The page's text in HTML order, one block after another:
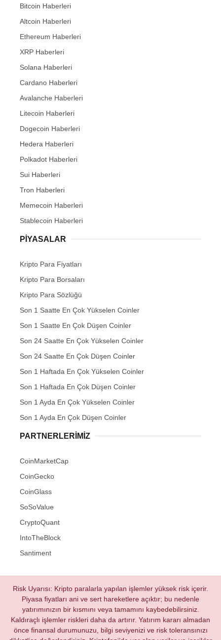
Bitcoin Haberleri
Altcoin Haberleri
Ethereum Haberleri
XRP Haberleri
Solana Haberleri
Cardano Haberleri
Avalanche Haberleri
Litecoin Haberleri
Dogecoin Haberleri
Hedera Haberleri
Polkadot Haberleri
Sui Haberleri
Tron Haberleri
Memecoin Haberleri
Stablecoin Haberleri
PIYASALAR
Kripto Para Fiyatları
Kripto Para Borsaları
Kripto Para Sözlüğü
Son 1 Saatte En Çok Yükselen Coinler
Son 1 Saatte En Çok Düşen Coinler
Son 24 Saatte En Çok Yükselen Coinler
Son 24 Saatte En Çok Düşen Coinler
Son 1 Haftada En Çok Yükselen Coinler
Son 1 Haftada En Çok Düşen Coinler
Son 1 Ayda En Çok Yükselen Coinler
Son 1 Ayda En Çok Düşen Coinler
PARTNERLERIMIZ
CoinMarketCap
CoinGecko
CoinGlass
SoSoValue
CryptoQuant
IntoTheBlock
Santiment
Risk Uyarısı: Kripto paralarla yapılan işlemler yüksek risk içerir.
Piyasa fiyatları ani ve sert hareketlere açıktır; bu nedenle
yatırımınızın bir kısmını veya tamamını kaybedebilirsiniz.
Kaldıraçlı işlemler riskleri daha da artırır. Yatırım kararı almadan
önce finansal durumunuzu, bilgi seviyenizi ve risk toleransınızı